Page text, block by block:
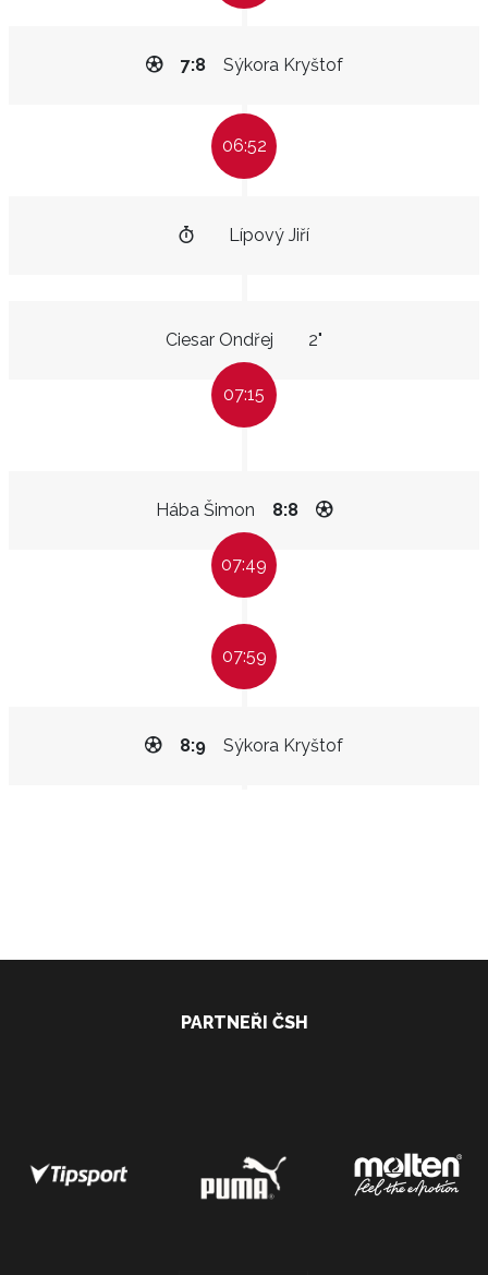
Sýkora Kryštof
7:8
06:52
Lípový Jiří
Ciesar Ondřej 2"
07:15
Hába Šimon 8:8
07:49
07:59
Sýkora Kryštof
8:9
PARTNEŘI ČSH